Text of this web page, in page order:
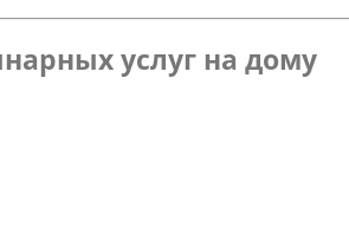
услуг на дому